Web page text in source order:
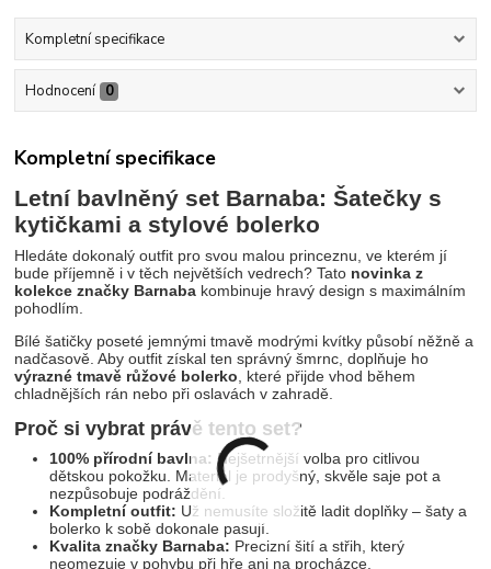
Kompletní specifikace
Hodnocení 0
Kompletní specifikace
Letní bavlněný set Barnaba: Šatečky s
kytičkami a stylové bolerko
Hledáte dokonalý outfit pro svou malou princeznu, ve kterém jí
bude příjemně i v těch největších vedrech? Tato novinka z
kolekce značky Barnaba kombinuje hravý design s maximálním
pohodlím.
Bílé šatičky poseté jemnými tmavě modrými kvítky působí něžně a
nadčasově. Aby outfit získal ten správný šmrnc, doplňuje ho
výrazné tmavě růžové bolerko, které přijde vhod během
chladnějších rán nebo při oslavách v zahradě.
Proč si vybrat právě tento set?
100% přírodní bavlna: Nejšetrnější volba pro citlivou
dětskou pokožku. Materiál je prodyšný, skvěle saje pot a
nezpůsobuje podráždění.
Kompletní outfit: Už nemusíte složitě ladit doplňky – šaty a
bolerko k sobě dokonale pasují.
Kvalita značky Barnaba: Precizní šití a střih, který
neomezuje v pohybu při hře ani na procházce.